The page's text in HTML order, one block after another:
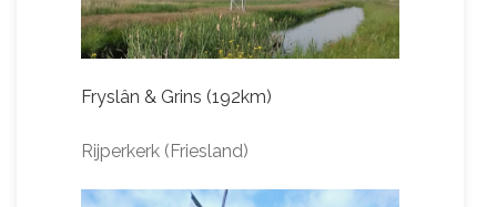
Fryslân & Grins (192km)
Rijperkerk (Friesland)